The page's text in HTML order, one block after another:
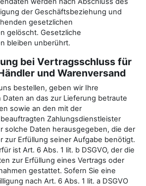
der Geschäftsbeziehung und
gesetzlichen
gelöscht. Gesetzliche
bleiben unberührt.
bei Vertragsschluss für
und Warenversand
bestellen, geben wir Ihre
an das zur Lieferung betraute
sowie an den mit der
Zahlungsdienstleister
solche Daten herausgegeben, die der
zur Erfüllung seiner Aufgabe benötigt.
ist Art. 6 Abs. 1 lit. b DSGVO, der die
zur Erfüllung eines Vertrags oder
gestattet. Sofern Sie eine
nach Art. 6 Abs. 1 lit. a DSGVO